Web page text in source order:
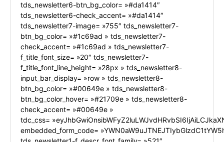
tds_newsletter6-btn_bg_color= »#da1414″
tds_newsletter6-check_accent= »#da1414″
tds_newsletter7-image= »755″ tds_newsletter7-
btn_bg_color= »#1c69ad » tds_newsletter7-
check_accent= »#1c69ad » tds_newsletter7-
f_title_font_size= »20″ tds_newsletter7-
f_title_font_line_height= »28px » tds_newsletter8-
input_bar_display= »row » tds_newsletter8-
btn_bg_color= »#00649e » tds_newsletter8-
btn_bg_color_hover= »#21709e » tds_newsletter8-
check_accent= »#00649e »
tdc_css=
embedded_form_code=